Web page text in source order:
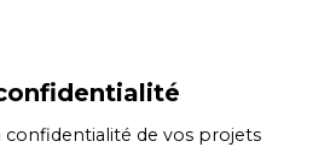
confidentialité de vos projets